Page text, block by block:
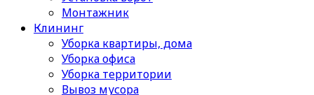
Монтажник
Клининг
Уборка квартиры, дома
Уборка офиса
Уборка территории
Вывоз мусора